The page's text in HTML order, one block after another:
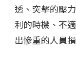
透、突擊的壓
利的時機、不
出慘重的人員